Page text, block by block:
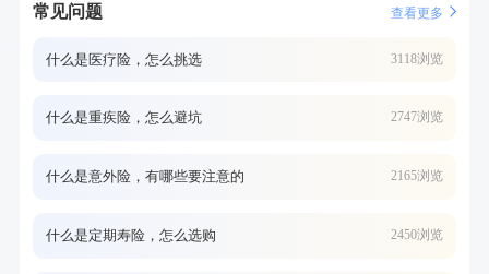
常见问题 查看更多
什么是医疗险，怎么挑选 3118浏览
什么是重疾险，怎么避坑 2747浏览
什么是意外险，有哪些要注意的 2165浏览
什么是定期寿险，怎么选购 2450浏览